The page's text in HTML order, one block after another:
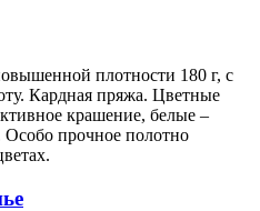
плотности 180 г, с
Кардная пряжа. Цветные
крашение, белые –
Особо прочное полотно